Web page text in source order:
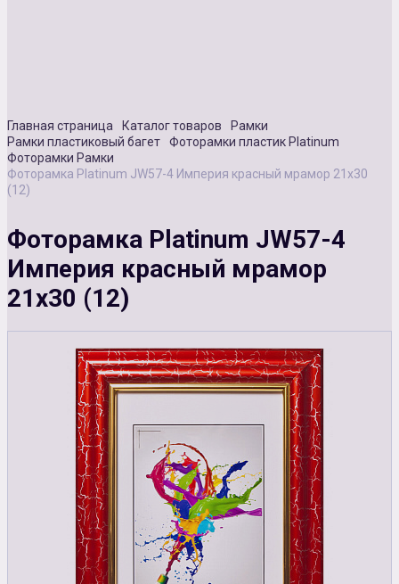
Главная страница Каталог товаров
Рамки
Рамки пластиковый багет
Фоторамки пластик Platinum
Фоторамки Рамки
Фоторамка Platinum JW57-4 Империя красный мрамор 21х30
(12)
Фоторамка Platinum JW57-4
Империя красный мрамор
21х30 (12)